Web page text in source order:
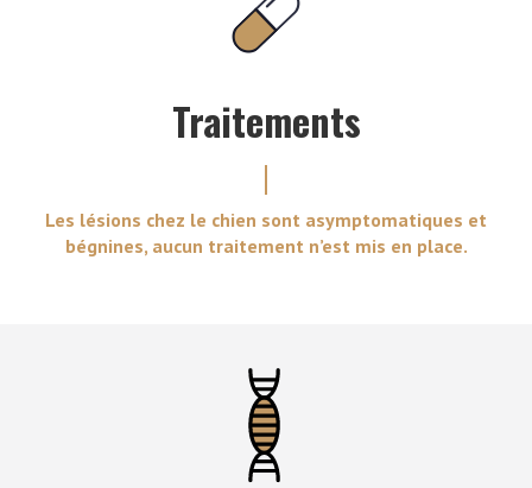
Traitements
Les lésions chez le chien sont asymptomatiques et
bégnines, aucun traitement n’est mis en place.